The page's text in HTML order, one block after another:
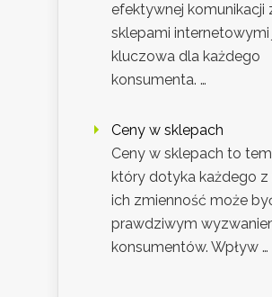
efektywnej komunikacji
sklepami internetowymi
kluczowa dla każdego
konsumenta. …
Ceny w sklepach
Ceny w sklepach to
który dotyka każdego z
ich zmienność może
prawdziwym
konsumentów. Wpływ …